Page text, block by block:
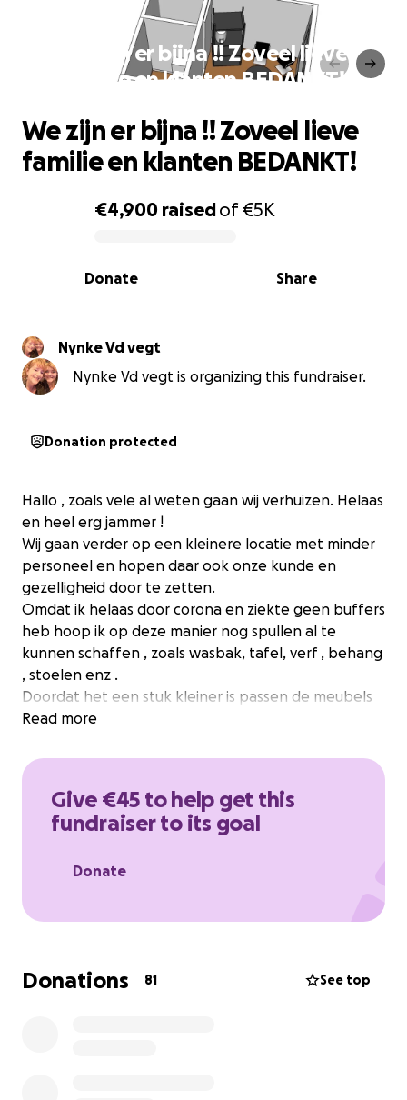
We zijn er bijna !! Zoveel lieve
familie en klanten BEDANKT!
0% complete
€4,900 raisedof€5K
Share
Donate
We zijn er bijna !! Zoveel lieve
familie en klanten BEDANKT!
Nynke Vd vegt
Nynke Vd vegt is organizing this fundraiser.
Donation protected
Hallo , zoals vele al weten gaan wij verhuizen. Helaas
en heel erg jammer !
Wij gaan verder op een kleinere locatie met minder
personeel en hopen daar ook onze kunde en
gezelligheid door te zetten.
Omdat ik helaas door corona en ziekte geen buffers
heb hoop ik op deze manier nog spullen al te
kunnen schaffen , zoals wasbak, tafel, verf , behang
, stoelen enz .
Doordat het een stuk kleiner is passen de meubels
niet in het nieuwe pand , en missen we door de
Bij de opening van ons nieuwe pand wordt u
Read more
Give €45 to help get this
fundraiser to its goal
Donate
Donations 81 See top